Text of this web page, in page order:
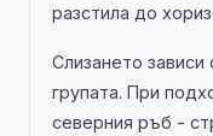
разстила до
Слизането зависи
групата. При
северния ръб -